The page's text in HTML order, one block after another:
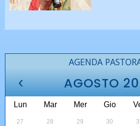
AGENDA
‹ AGOSTO
Lun Mar Mer Gio
27 28 29 30